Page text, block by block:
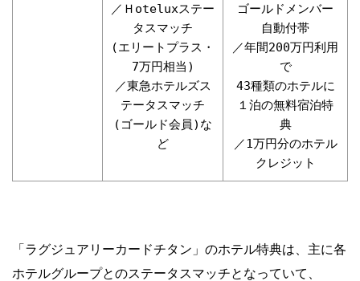
／Ｈoteluxステー
タスマッチ
(エリートプラス・
7万円相当)
／東急ホテルズス
テータスマッチ
(ゴールド会員)な
ど
ゴールドメンバー
自動付帯
／年間200万円利用
で
43種類のホテルに
１泊の無料宿泊特
典
／1万円分のホテル
クレジット
「ラグジュアリーカードチタン」のホテル特典は、主に各
ホテルグループとのステータスマッチとなっていて、